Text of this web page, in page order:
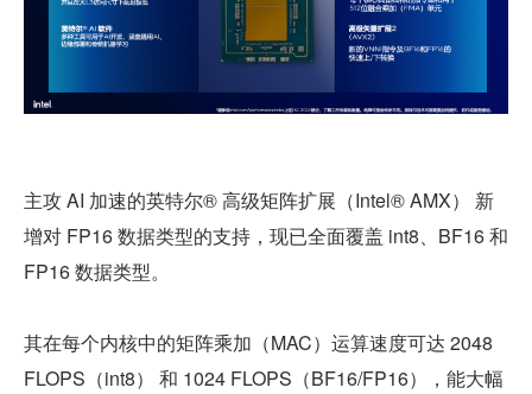
主攻 AI 加速的英特尔® 高级矩阵扩展（Intel® AMX） 新
增对 FP16 数据类型的支持，现已全面覆盖 int8、BF16 和
FP16 数据类型。
其在每个内核中的矩阵乘加（MAC）运算速度可达 2048
FLOPS（int8） 和 1024 FLOPS（BF16/FP16），能大幅